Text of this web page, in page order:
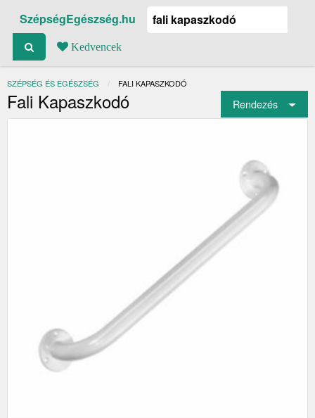
SzépségEgészség.hu
Kedvencek
SZÉPSÉG ÉS EGÉSZSÉG JELENLEGI:
FALI KAPASZKODÓ
Fali Kapaszkodó Rendezés